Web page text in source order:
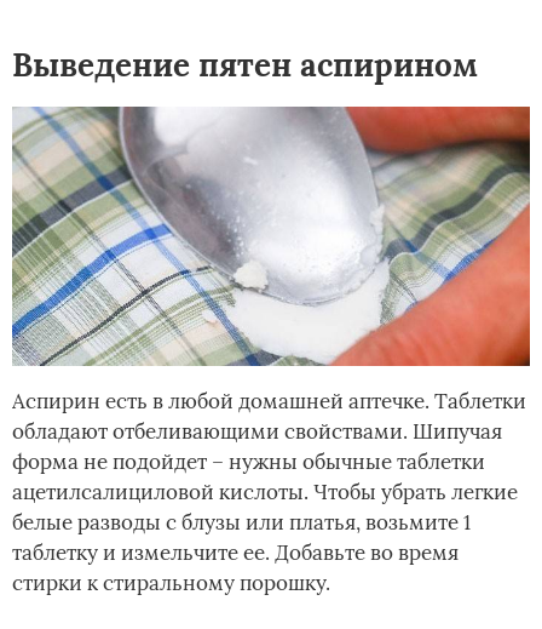
Выведение пятен аспирином
Аспирин есть в любой домашней аптечке. Таблетки
обладают отбеливающими свойствами. Шипучая
форма не подойдет – нужны обычные таблетки
ацетилсалициловой кислоты. Чтобы убрать легкие
белые разводы с блузы или платья, возьмите 1
таблетку и измельчите ее. Добавьте во время
стирки к стиральному порошку.